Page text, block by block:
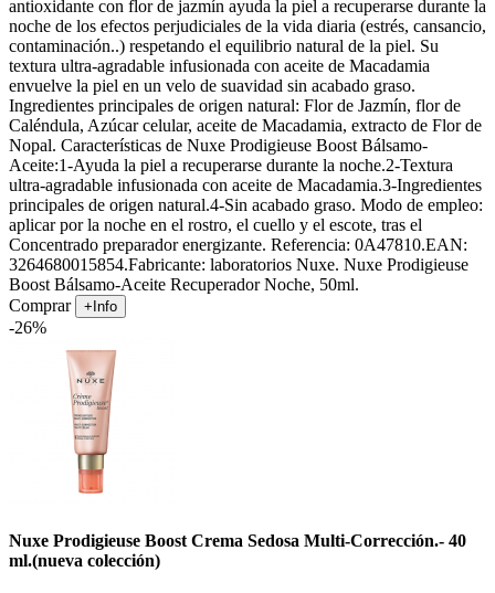
antioxidante con flor de jazmín ayuda la piel a recuperarse durante la
noche de los efectos perjudiciales de la vida diaria (estrés, cansancio,
contaminación..) respetando el equilibrio natural de la piel. Su
textura ultra-agradable infusionada con aceite de Macadamia
envuelve la piel en un velo de suavidad sin acabado graso.
Ingredientes principales de origen natural: Flor de Jazmín, flor de
Caléndula, Azúcar celular, aceite de Macadamia, extracto de Flor de
Nopal. Características de Nuxe Prodigieuse Boost Bálsamo-
Aceite:1-Ayuda la piel a recuperarse durante la noche.2-Textura
ultra-agradable infusionada con aceite de Macadamia.3-Ingredientes
principales de origen natural.4-Sin acabado graso. Modo de empleo:
aplicar por la noche en el rostro, el cuello y el escote, tras el
Concentrado preparador energizante. Referencia: 0A47810.EAN:
3264680015854.Fabricante: laboratorios Nuxe. Nuxe Prodigieuse
Boost Bálsamo-Aceite Recuperador Noche, 50ml.
Comprar
+Info
-26%
Nuxe Prodigieuse Boost Crema Sedosa Multi-Corrección.- 40
ml.(nueva colección)